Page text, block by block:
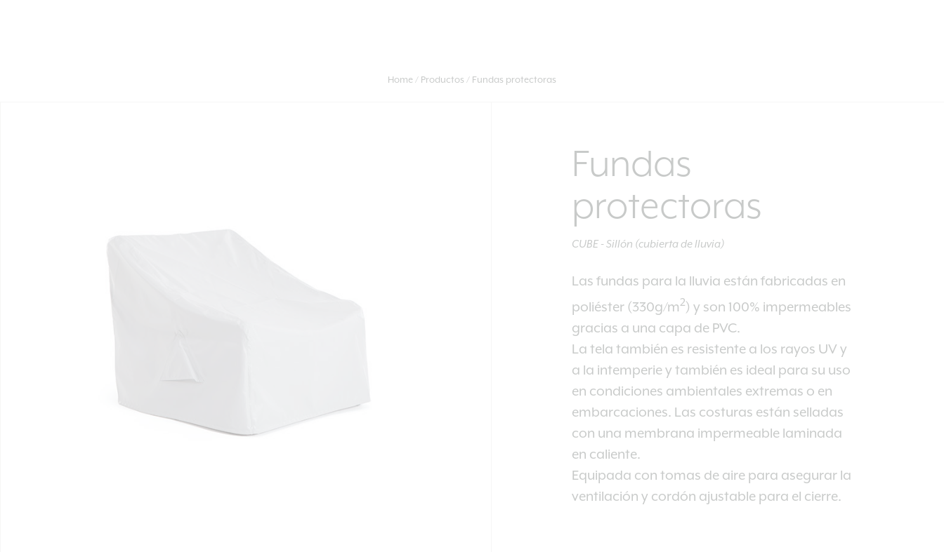
Home Productos Fundas protectoras
Fundas
protectoras
CUBE - Sillón (cubierta de lluvia)
Las fundas para la lluvia están fabricadas en
poliéster (330g/m2) y son 100% impermeables
gracias a una capa de PVC.
La tela también es resistente a los rayos UV y
a la intemperie y también es ideal para su uso
en condiciones ambientales extremas o en
embarcaciones. Las costuras están selladas
con una membrana impermeable laminada
en caliente.
Equipada con tomas de aire para asegurar la
ventilación y cordón ajustable para el cierre.